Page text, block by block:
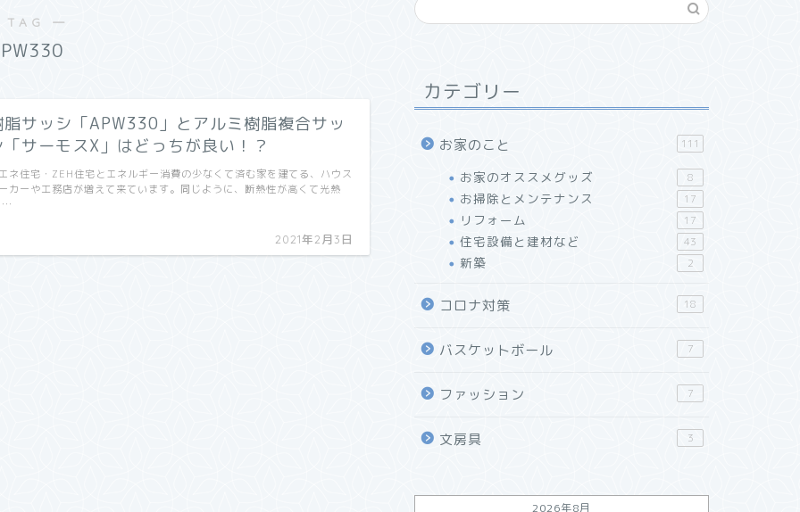
―
脂サッシ「APW330」とアルミ樹脂複合サッ
「サーモスX」はどっちが良い！？
2021年2月3日
ネ住宅・ZEH住宅とエネルギー消費の少なくて済む家を建てる、ハウス
カーや工務店が増えて来ています。同じように、断熱性が高くて光熱
…
カテゴリー
お家のこと 111
お家のオススメグッズ 8
お掃除とメンテナンス 17
リフォーム 17
住宅設備と建材など 43
新築 2
コロナ対策 18
バスケットボール 7
ファッション 7
文房具 3
2026年8月